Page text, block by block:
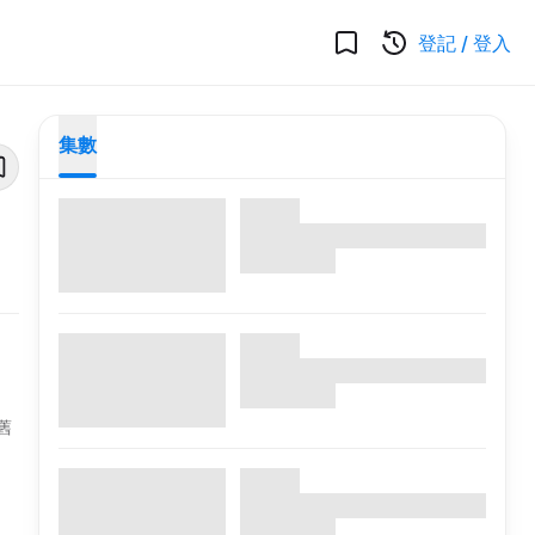
登記 / 登入
集數